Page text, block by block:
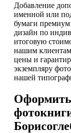
Добавление
именной или
бумаги премиум
дизайн по
итоговую
нашим
цены и
экземпляру
нашей
Оформить